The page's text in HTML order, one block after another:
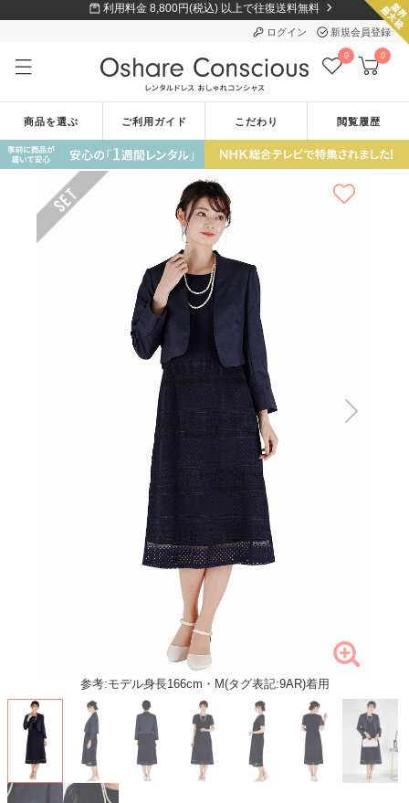
利用料金 8,800円(税込) 以上で往復送料無料
ログイン 新規会員登録
0 0
商品を選ぶ ご利用ガイド こだわり 閲覧履歴
参考:モデル身長166cm・M(タグ表記:9AR)着用